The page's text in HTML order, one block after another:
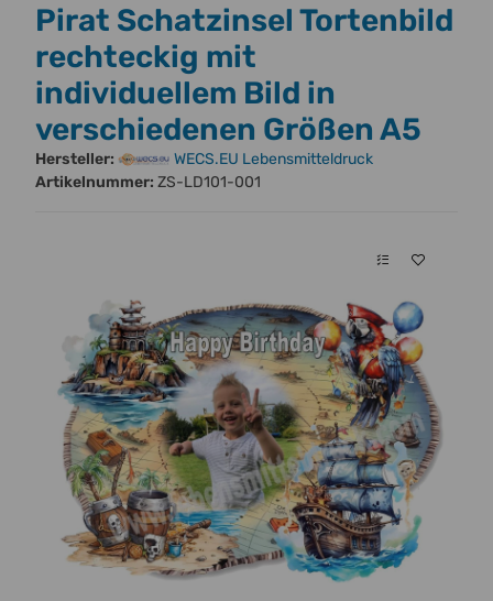
Pirat Schatzinsel Tortenbild
rechteckig mit
individuellem Bild in
verschiedenen Größen A5
Hersteller:
WECS.EU Lebensmitteldruck
Artikelnummer: ZS-LD101-001